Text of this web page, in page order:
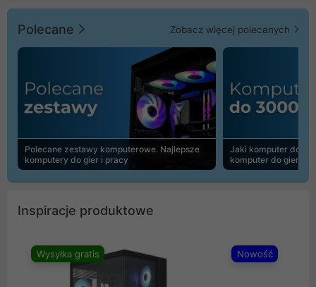
Polecane Zobacz więcej polecanych
Polecane zestawy komputerowe. Najlepsze
komputery do gier i pracy
Jaki komputer do
komputer do gier |
Inspiracje produktowe
Wysyłka gratis Nowość